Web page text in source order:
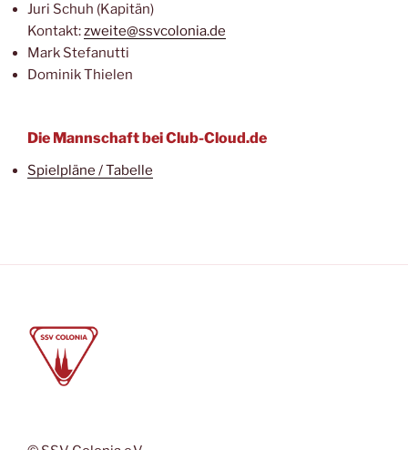
Juri Schuh (Kapitän)
Kontakt:zweite@ssvcolonia.de
Mark Stefanutti
Dominik Thielen
Die Mannschaft bei Club-Cloud.de
Spielpläne / Tabelle